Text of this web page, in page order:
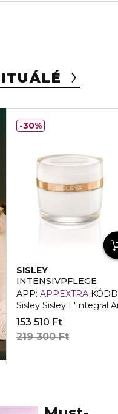
SISLEY
INTENSIVPFLEGE
APP: APPEXTRA
Sisley Sisley L'Integral
153 510 Ft
219 300 Ft
30%